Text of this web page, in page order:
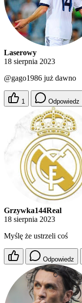
Laserowy
18 sierpnia 2023
@gago1986 już dawno
1 Odpowiedz
Grzywka144Real
18 sierpnia 2023
Myślę że ustrzeli coś
Odpowiedz